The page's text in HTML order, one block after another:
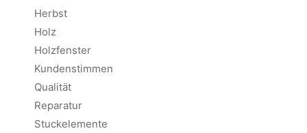
Herbst
Holz
Holzfenster
Kundenstimmen
Qualität
Reparatur
Stuckelemente